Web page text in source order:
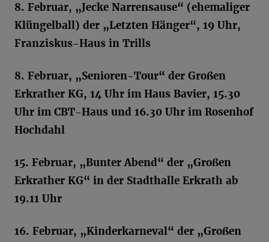
8. Februar, „Jecke Narrensause“ (ehemaliger
Klüngelball) der „Letzten Hänger“, 19 Uhr,
Franziskus-Haus in Trills
8. Februar, „Senioren-Tour“ der Großen
Erkrather KG, 14 Uhr im Haus Bavier, 15.30
Uhr im CBT-Haus und 16.30 Uhr im Rosenhof
Hochdahl
15. Februar, „Bunter Abend“ der „Großen
Erkrather KG“ in der Stadthalle Erkrath ab
19.11 Uhr
16. Februar, „Kinderkarneval“ der „Großen